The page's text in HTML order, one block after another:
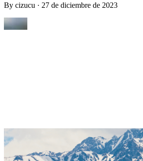
By cizucu · 27 de diciembre de 2023